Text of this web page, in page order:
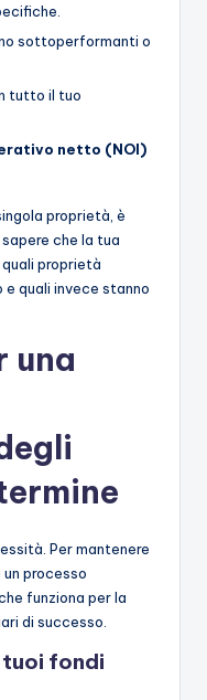
sottoperformanti o
tutto il tuo
netto (NOI)
proprietà, è
che la tua
proprietà
quali invece stanno
una
Per mantenere
processo
funziona per la
di successo.
tuoi fondi